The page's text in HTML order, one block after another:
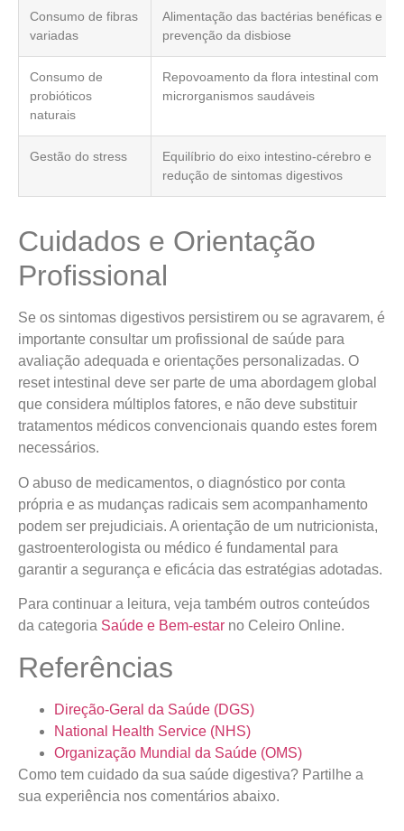
Consumo de fibras
variadas
Alimentação das bactérias benéficas e
prevenção da disbiose
Consumo de
probióticos
naturais
Repovoamento da flora intestinal com
microrganismos saudáveis
Gestão do stress
Equilíbrio do eixo intestino-cérebro e
redução de sintomas digestivos
Cuidados e Orientação
Profissional
Se os sintomas digestivos persistirem ou se agravarem, é
importante consultar um profissional de saúde para
avaliação adequada e orientações personalizadas. O
reset intestinal deve ser parte de uma abordagem global
que considera múltiplos fatores, e não deve substituir
tratamentos médicos convencionais quando estes forem
necessários.
O abuso de medicamentos, o diagnóstico por conta
própria e as mudanças radicais sem acompanhamento
podem ser prejudiciais. A orientação de um nutricionista,
gastroenterologista ou médico é fundamental para
garantir a segurança e eficácia das estratégias adotadas.
Para continuar a leitura, veja também outros conteúdos
da categoria Saúde e Bem-estar no Celeiro Online.
Referências
Direção-Geral da Saúde (DGS)
National Health Service (NHS)
Organização Mundial da Saúde (OMS)
Como tem cuidado da sua saúde digestiva? Partilhe a
sua experiência nos comentários abaixo.